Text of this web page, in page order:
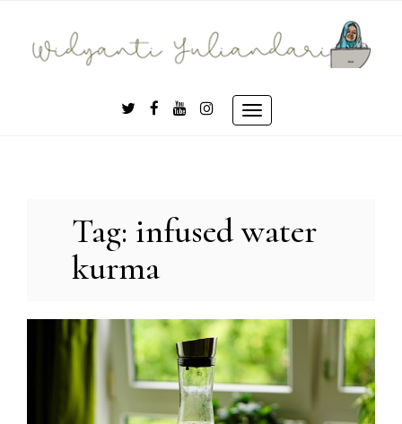
content
Toggle
Tag: infused water
kurma